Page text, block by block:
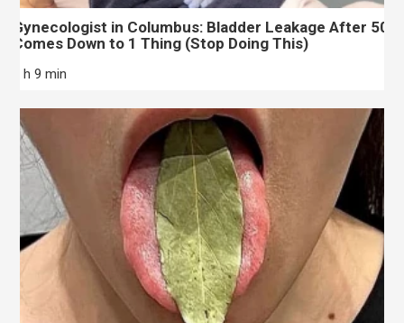
Gynecologist in Columbus: Bladder Leakage After 50
Comes Down to 1 Thing (Stop Doing This)
1 h 9 min